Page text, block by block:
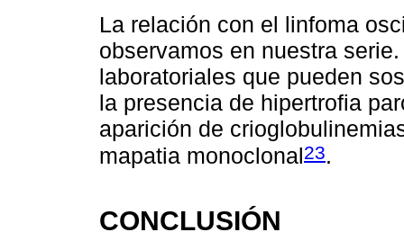
La relación con el linfoma
observamos en nuestra
laboratoriales que pueden
la presencia de hipertrofia
aparición de
mapatia monoclonal23.
CONCLUSIÓN